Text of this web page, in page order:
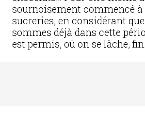
sournoisement commencé à
sucreries, en considérant
sommes déjà dans cette
est permis, où on se lâche,